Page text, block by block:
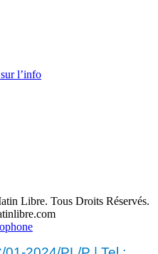
l’info
Libre. Tous Droits Réservés.